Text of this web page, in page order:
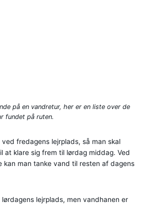
på en vandretur, her er en liste over de
fundet på ruten.
fredagens lejrplads, så man skal
at klare sig frem til lørdag middag. Ved
kan man tanke vand til resten af dagens
lejrplads, men vandhanen er